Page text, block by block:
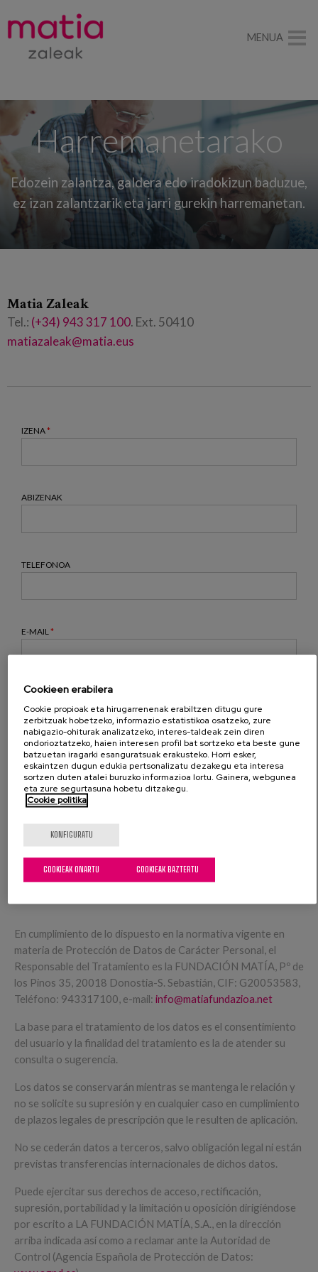
Harremanetarako
Edozein zalantza, galdera edo iradokizun baduzue,
ez izan zalantzarik eta jarri gurekin harremanetan.
IZENA*
ABIZENAK
TELEFONOA
E-MAIL *
POLÍTICA DE PUBLICIDAD
publizitatea jaso nahi ditut
Irakurri dut eta onartzen dutpribatutasun politika
En cumplimiento de lo dispuesto en la normativa vigente en
materia de Protección de Datos de Carácter Personal, el
Responsable del Tratamiento es la FUNDACIÓN MATÍA, Pº de
los Pinos 35, 20018 Donostia-S. Sebastián, CIF: G20053583,
Teléfono: 943317100, e-mail: info@matiafundazioa.net
La base para el tratamiento de los datos es el consentimiento
del usuario y la finalidad del tratamiento es la de atender su
consulta o sugerencia.
Los datos se conservarán mientras se mantenga le relación y
no se solicite su supresión y en cualquier caso en cumplimiento
de plazos legales de prescripción que le resulten de aplicación.
No se cederán datos a terceros, salvo obligación legal ni están
previstas transferencias internacionales de dichos datos.
Puede ejercitar sus derechos de acceso, rectificación,
supresión, portabilidad y la limitación u oposición dirigiéndose
por escrito a LA FUNDACIÓN MATÍA, S.A., en la dirección
arriba indicada así como a reclamar ante la Autoridad de
Control (Agencia Española de Protección de Datos:
Matia Zaleak
Tel.: (+34) 943 317 100. Ext. 50410
matiazaleak@matia.eus
MENUA
Cookieen erabilera
Cookie propioak eta hirugarrenenak erabiltzen ditugu gure
zerbitzuak hobetzeko, informazio estatistikoa osatzeko, zure
nabigazio-ohiturak analizatzeko, interes-taldeak zein diren
ondorioztatzeko, haien interesen profil bat sortzeko eta beste gune
batzuetan iragarki esanguratsuak erakusteko. Horri esker,
eskaintzen dugun edukia pertsonalizatu dezakegu eta interesa
sortzen duten atalei buruzko informazioa lortu. Gainera, webgunea
eta zure segurtasuna hobetu ditzakegu.
Cookie politika
KONFIGURATU
COOKIEAK BAZTERTU
COOKIEAK ONARTU